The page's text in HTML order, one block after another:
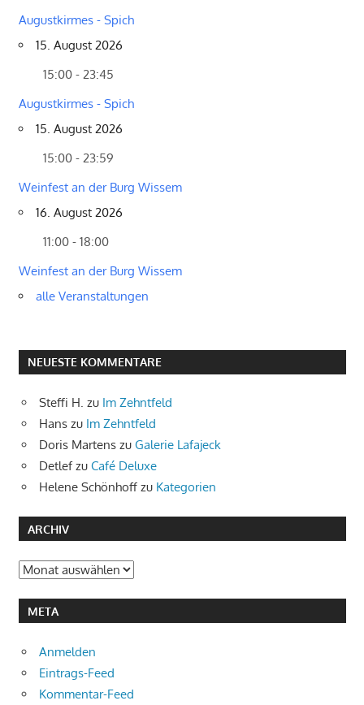
Augustkirmes - Spich
15. August 2026
15:00 - 23:45
Augustkirmes - Spich
15. August 2026
15:00 - 23:59
Weinfest an der Burg Wissem
16. August 2026
11:00 - 18:00
Weinfest an der Burg Wissem
alle Veranstaltungen
NEUESTE KOMMENTARE
Steffi H. zu Im Zehntfeld
Hans zu Im Zehntfeld
Doris Martens zu Galerie Lafajeck
Detlefzu Café Deluxe
Helene Schönhoff zu Kategorien
ARCHIV
Archiv
META
Anmelden
Eintrags-Feed
Kommentar-Feed